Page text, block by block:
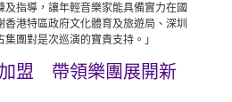
指導，讓年輕音樂家能具備實力在國
港特區政府文化體育及旅遊局、深圳
團對是次巡演的寶貴支持。」
盟 帶領樂團展開新